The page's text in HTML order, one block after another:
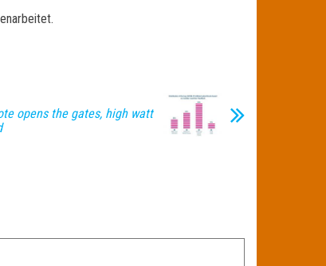
opens the gates, high watt